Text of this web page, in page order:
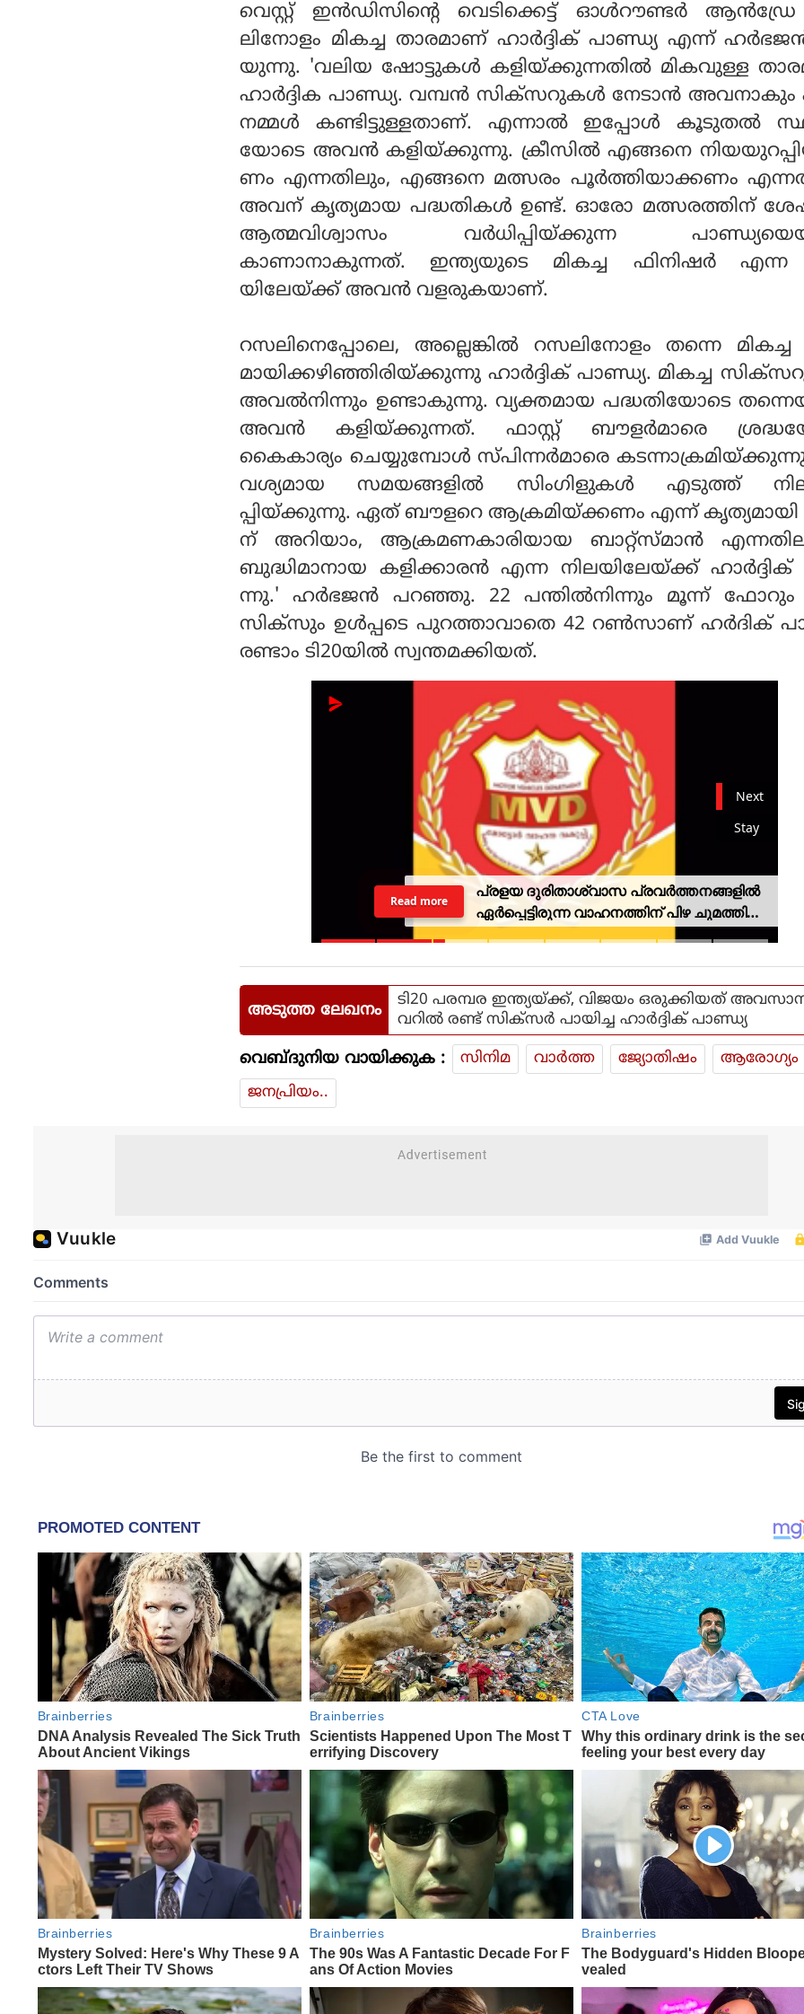
വെസ്റ്റ് ഇൻഡിസിന്റെ വെടിക്കെട്ട് ഓൾറൗണ്ടർ
ലിനോളം മികച്ച താരമാണ് ഹാർദ്ദിക് പാണ്ഡ്യ എന്ന്
യുന്നു. 'വലിയ ഷോട്ടുകൾ കളിയ്ക്കുന്നതിൽ മികവുള്ള
ഹാർദ്ദിക പാണ്ഡ്യ. വമ്പൻ സിക്സറുകൾ നേടാൻ അവനാകും
നമ്മൾ കണ്ടിട്ടുള്ളതാണ്. എന്നാൽ ഇപ്പോൾ കൂടുതൽ
യോടെ അവൻ കളിയ്ക്കുന്നു. ക്രീസിൽ എങ്ങനെ
ണം എന്നതിലും, എങ്ങനെ മത്സരം പൂർത്തിയാക്കണം
അവന് കൃത്യമായ പദ്ധതികൾ ഉണ്ട്. ഓരോ മത്സരത്തിന്
ആത്മവിശ്വാസം വർധിപ്പിയ്ക്കുന്ന
കാണാനാകുന്നത്. ഇന്ത്യയുടെ മികച്ച ഫിനിഷർ എന്ന
യിലേയ്ക്ക് അവൻ വളരുകയാണ്.
റസലിനെപ്പോലെ, അല്ലെങ്കിൽ റസലിനോളം തന്നെ മികച്ച
മായിക്കഴിഞ്ഞിരിയ്ക്കുന്നു ഹാർദ്ദിക് പാണ്ഡ്യ. മികച്ച
അവൽനിന്നും ഉണ്ടാകുന്നു. വ്യക്തമായ പദ്ധതിയോടെ
അവൻ കളിയ്ക്കുന്നത്. ഫാസ്റ്റ് ബൗളർമാരെ
കൈകാര്യം ചെയ്യുമ്പോൾ സ്പിന്നർമാരെ
വശ്യമായ സമയങ്ങളിൽ സിംഗിളുകൾ എടുത്ത്
പ്പിയ്ക്കുന്നു. ഏത് ബൗളറെ ആക്രമിയ്ക്കണം എന്ന്
ന് അറിയാം, ആക്രമണകാരിയായ ബാറ്റ്സ്‌മാൻ
ബുദ്ധിമാനായ കളിക്കാരൻ എന്ന നിലയിലേയ്ക്ക്
ന്നു.' ഹർഭജൻ പറഞ്ഞു. 22 പന്തില്‍നിന്നും മൂന്ന് ഫോറും
സിക്‌സും ഉൾപ്പടെ പുറത്താവാതെ 42 റണ്‍സാണ് ഹര്‍ദിക്
രണ്ടാം ടി20യിൽ സ്വന്തമക്കിയത്.
Next
Stay
പ്രളയ ദുരിതാശ്വാസ പ്രവര്‍ത്തനങ്ങളില്‍
ഏര്‍പ്പെട്ടിരുന്ന വാഹനത്തിന് പിഴ ചുമത്തിയ
എംവിഡി ഉദ്യോഗസ്ഥനെ സസ്‌പെന്‍ഡ്
Read more
അടുത്ത ലേഖനം
ടി20 പരമ്പര ഇന്ത്യയ്ക്ക്, വിജയം ഒരുക്കിയത്
വറിൽ രണ്ട് സിക്സർ പായിച്ച ഹാർദ്ദിക് പാണ്ഡ്യ
വെബ്ദുനിയ വായിക്കുക : സിനിമ വാര്‍ത്ത ജ്യോതിഷം
ആരോഗ്യം
ജനപ്രിയം..